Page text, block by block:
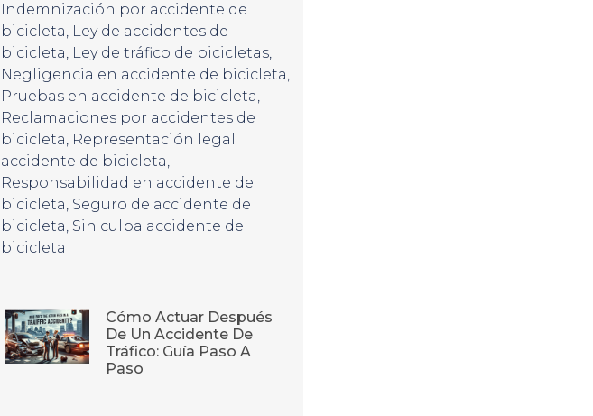
Indemnización por accidente de
bicicleta, Ley de accidentes de
bicicleta, Ley de tráfico de bicicletas,
Negligencia en accidente de bicicleta,
Pruebas en accidente de bicicleta,
Reclamaciones por accidentes de
bicicleta, Representación legal
accidente de bicicleta,
Responsabilidad en accidente de
bicicleta, Seguro de accidente de
bicicleta, Sin culpa accidente de
bicicleta
Cómo Actuar Después
De Un Accidente De
Tráfico: Guía Paso A
Paso